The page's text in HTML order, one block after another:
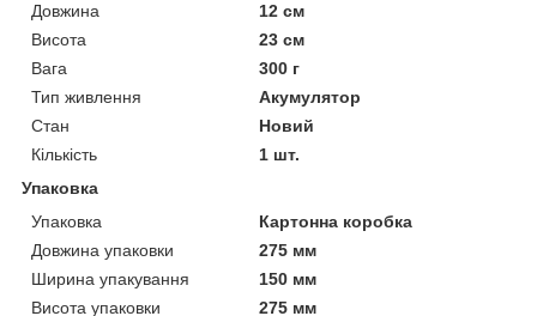
Довжина
12 см
Висота
23 см
Вага
300 г
Тип живлення
Акумулятор
Стан
Новий
Кількість
1 шт.
Упаковка
Упаковка
Картонна коробка
Довжина упаковки
275 мм
Ширина упакування
150 мм
Висота упаковки
275 мм